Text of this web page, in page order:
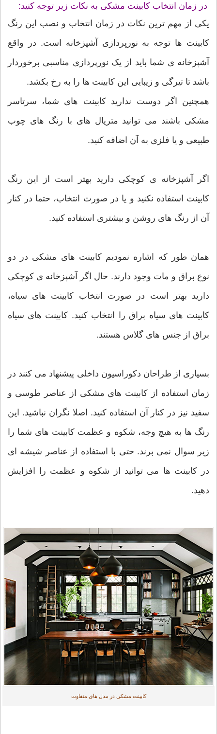
در زمان انتخاب کابینت مشکی به نکات زیر توجه کنید:
یکی از مهم ترین نکات در زمان انتخاب و نصب این رنگ
کابینت ها توجه به نورپردازی آشپزخانه است. در واقع
آشپزخانه ی شما باید از یک نورپردازی مناسبی برخوردار
باشد تا تیرگی و زیبایی این کابینت ها را به رخ بکشد.
همچنین اگر دوست ندارید کابینت های شما، سرتاسر
مشکی باشند می توانید متریال های با رنگ های چوب
طبیعی و یا فلزی به آن اضافه کنید.
اگر ﺁشپزخانه ی کوچکی دارید بهتر است از این رنگ
کابینت استفاده نکنید و یا در صورت انتخاب، حتما در کنار
آن از رنگ های روشن و بیشتری استفاده کنید.
همان طور که اشاره نمودیم کابینت های مشکی در دو
نوع براق و مات وجود دارند. حال اگر آشپزخانه ی کوچکی
دارید بهتر است در صورت انتخاب کابینت های سیاه،
کابینت های سیاه براق را انتخاب کنید. کابینت های سیاه
براق از جنس های گلاس هستند.
بسیاری از طراحان دکوراسیون داخلی پیشنهاد می کنند در
زمان استفاده از کابینت های مشکی از عناصر طوسی و
سفید نیز در کنار آن استفاده کنید. اصلا نگران نباشید. این
رنگ ها به هیچ وجه، شکوه و عظمت کابینت های شما را
زیر سوال نمی برند. حتی با استفاده از عناصر شیشه ای
در کابینت ها می توانید از شکوه و عظمت را افزایش
دهید.
کابینت مشکی در مدل های متفاوت